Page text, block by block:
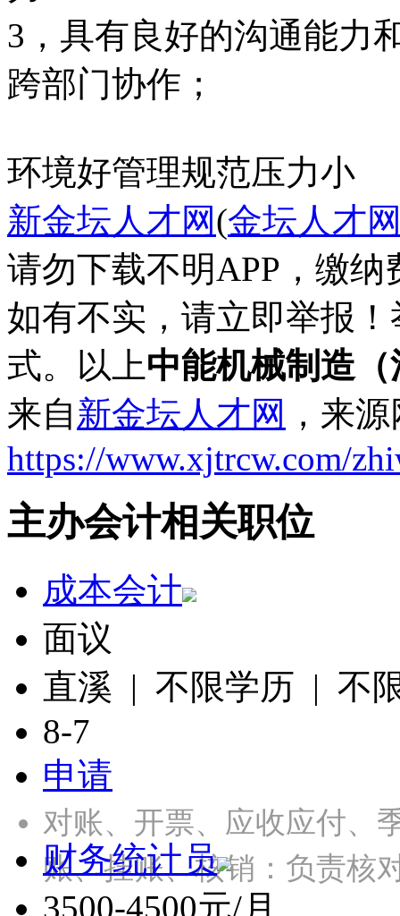
3，具有良好的沟通能力
跨部门协作；
环境好管理规范压力小
新金坛人才网(金坛人才
请勿下载不明APP，缴
如有不实，请立即举报
式。以上中能机械制造
来自新金坛人才网 ，来
https://www.xjtrcw.com/
主办会计相关职位
成本会计
面议
直溪 | 不限学历 | 不
8-7
申请
对账、开票、应收应付、
账、挂账、核销：负责
财务统计员
3500-4500元/月